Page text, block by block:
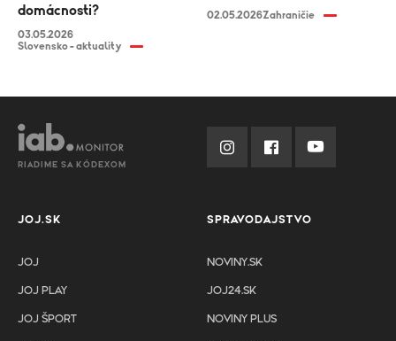
domácnosti?
03.05.2026
Slovensko - aktuality
02.05.2026Zahraničie
RIADIME SA KÓDEXOM
JOJ.SK
JOJ
JOJ PLAY
JOJ ŠPORT
SPRAVODAJSTVO
NOVINY.SK
JOJ24.SK
NOVINY PLUS